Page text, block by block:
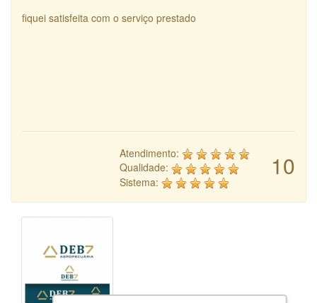
fiquei satisfeita com o serviço prestado
10
Atendimento:
Qualidade:
Sistema: